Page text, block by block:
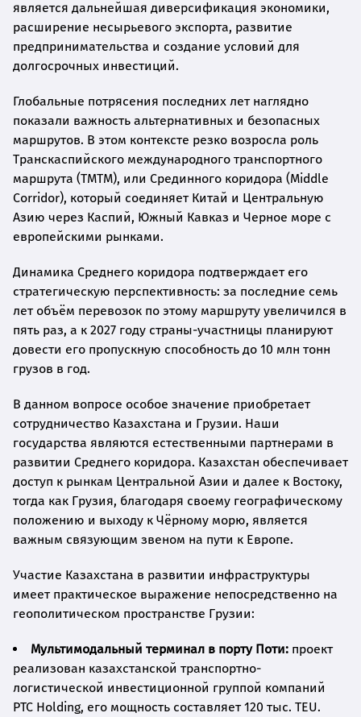
является дальнейшая диверсификация экономики,
расширение несырьевого экспорта, развитие
предпринимательства и создание условий для
долгосрочных инвестиций.
Глобальные потрясения последних лет наглядно
показали важность альтернативных и безопасных
маршрутов. В этом контексте резко возросла роль
Транскаспийского международного транспортного
маршрута (ТМТМ), или Срединного коридора (Middle
Corridor), который соединяет Китай и Центральную
Азию через Каспий, Южный Кавказ и Черное море с
европейскими рынками.
Динамика Среднего коридора подтверждает его
стратегическую перспективность: за последние семь
лет объём перевозок по этому маршруту увеличился в
пять раз, а к 2027 году страны-участницы планируют
довести его пропускную способность до 10 млн тонн
грузов в год.
В данном вопросе особое значение приобретает
сотрудничество Казахстана и Грузии. Наши
государства являются естественными партнерами в
развитии Среднего коридора. Казахстан обеспечивает
доступ к рынкам Центральной Азии и далее к Востоку,
тогда как Грузия, благодаря своему географическому
положению и выходу к Чёрному морю, является
важным связующим звеном на пути к Европе.
Участие Казахстана в развитии инфраструктуры
имеет практическое выражение непосредственно на
геополитическом пространстве Грузии:
Мультимодальный терминал в порту Поти: проект
реализован казахстанской транспортно-
логистической инвестиционной группой компаний
PTC Holding, его мощность составляет 120 тыс. TEU.